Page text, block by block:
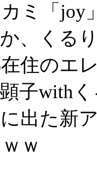
ミ「joy
、くる
住のエ
子with
出た新
ｗ